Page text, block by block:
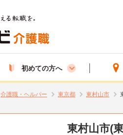
初めての方へ
介護職・ヘルパー 東京都 東村山市
東村山市(